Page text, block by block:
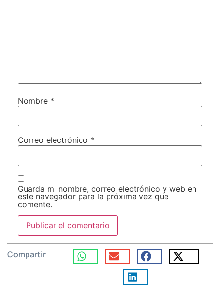
Nombre *
Correo electrónico *
Guarda mi nombre, correo electrónico y web en
este navegador para la próxima vez que
comente.
Compartir